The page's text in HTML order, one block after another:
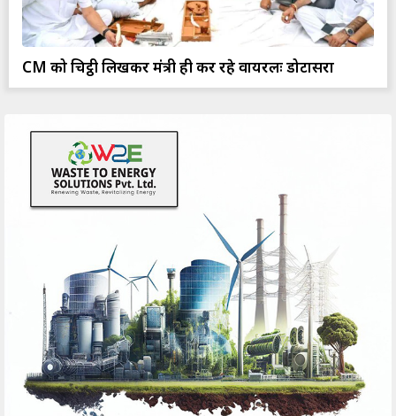
CM को चिट्ठी लिखकर मंत्री ही कर रहे वायरलः डोटासरा